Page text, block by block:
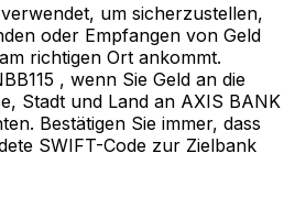
um sicherzustellen,
oder Empfangen von Geld
richtigen Ort ankommt.
, wenn Sie Geld an die
Stadt und Land an AXIS BANK
Bestätigen Sie immer, dass
SWIFT-Code zur Zielbank